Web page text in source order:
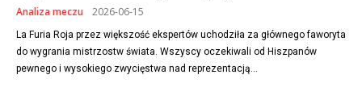
Analiza meczu 2026-06-15
La Furia Roja przez większość ekspertów uchodziła za głównego faworyta
do wygrania mistrzostw świata. Wszyscy oczekiwali od Hiszpanów
pewnego i wysokiego zwycięstwa nad reprezentacją...